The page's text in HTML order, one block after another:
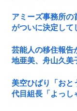
アミーズ事務所の
がついに決定して
芸能人の移住報
地亜美、舟山久美
美空ひばり「おと
代目組長「よっし